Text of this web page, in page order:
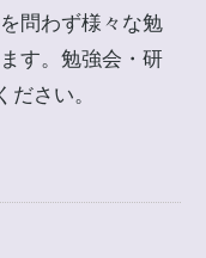
問わず様々な勉
す。勉強会・研
ださい。